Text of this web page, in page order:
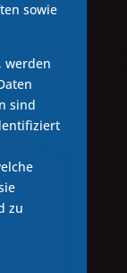
sowie
werden
sind
zu